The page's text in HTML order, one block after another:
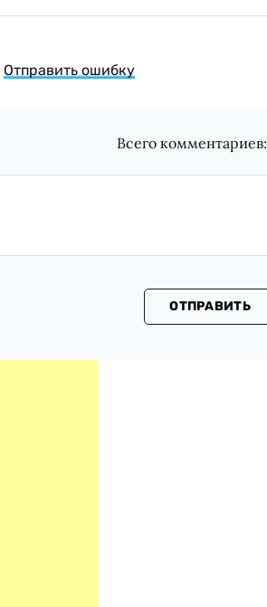
Отправить ошибку
Всего комментариев:
ОТПРАВИТЬ